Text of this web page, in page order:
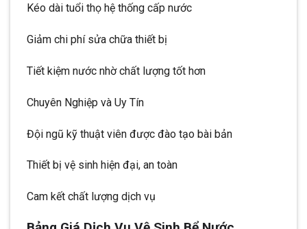
Kéo dài tuổi thọ hệ thống cấp nước
Giảm chi phí sửa chữa thiết bị
Tiết kiệm nước nhờ chất lượng tốt hơn
Chuyên Nghiệp và Uy Tín
Đội ngũ kỹ thuật viên được đào tạo bài bản
Thiết bị vệ sinh hiện đại, an toàn
Cam kết chất lượng dịch vụ